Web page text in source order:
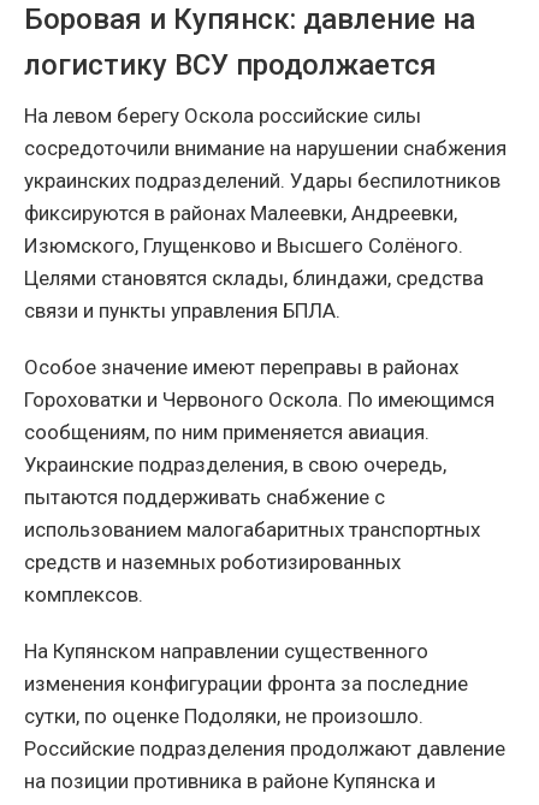
Боровая и Купянск: давление на
логистику ВСУ продолжается
На левом берегу Оскола российские силы
сосредоточили внимание на нарушении снабжения
украинских подразделений. Удары беспилотников
фиксируются в районах Малеевки, Андреевки,
Изюмского, Глущенково и Высшего Солёного.
Целями становятся склады, блиндажи, средства
связи и пункты управления БПЛА.
Особое значение имеют переправы в районах
Гороховатки и Червоного Оскола. По имеющимся
сообщениям, по ним применяется авиация.
Украинские подразделения, в свою очередь,
пытаются поддерживать снабжение с
использованием малогабаритных транспортных
средств и наземных роботизированных
комплексов.
На Купянском направлении существенного
изменения конфигурации фронта за последние
сутки, по оценке Подоляки, не произошло.
Российские подразделения продолжают давление
на позиции противника в районе Купянска и